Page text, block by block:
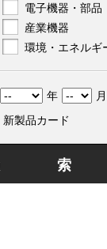
電子機器・部品
産業機器
環境・エネルギ
年
新製品カード